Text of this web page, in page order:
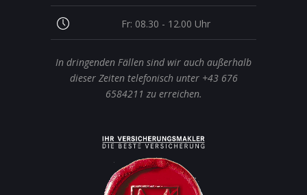
Fr: 08.30 - 12.00 Uhr
In dringenden Fällen sind wir auch außerhalb
dieser Zeiten telefonisch unter +43 676
6584211 zu erreichen.